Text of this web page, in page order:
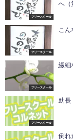
フリースクール
へ（
フリースクール
こ
フリースクール
繊細
フリースクール
助
倒